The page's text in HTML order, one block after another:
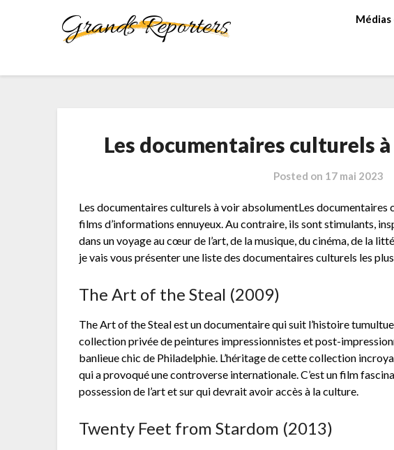
Les documentaires culturels
Posted on 17 mai 2023
Les documentaires culturels à voir absolumentLes documentaires
films d’informations ennuyeux. Au contraire, ils sont stimulants,
dans un voyage au cœur de l’art, de la musique, du cinéma, de la
je vais vous présenter une liste des documentaires culturels les
The Art of the Steal (2009)
The Art of the Steal est un documentaire qui suit l’histoire
collection privée de peintures impressionnistes et post-
banlieue chic de Philadelphie. L’héritage de cette collection
qui a provoqué une controverse internationale. C’est un film
possession de l’art et sur qui devrait avoir accès à la culture.
Twenty Feet from Stardom (2013)